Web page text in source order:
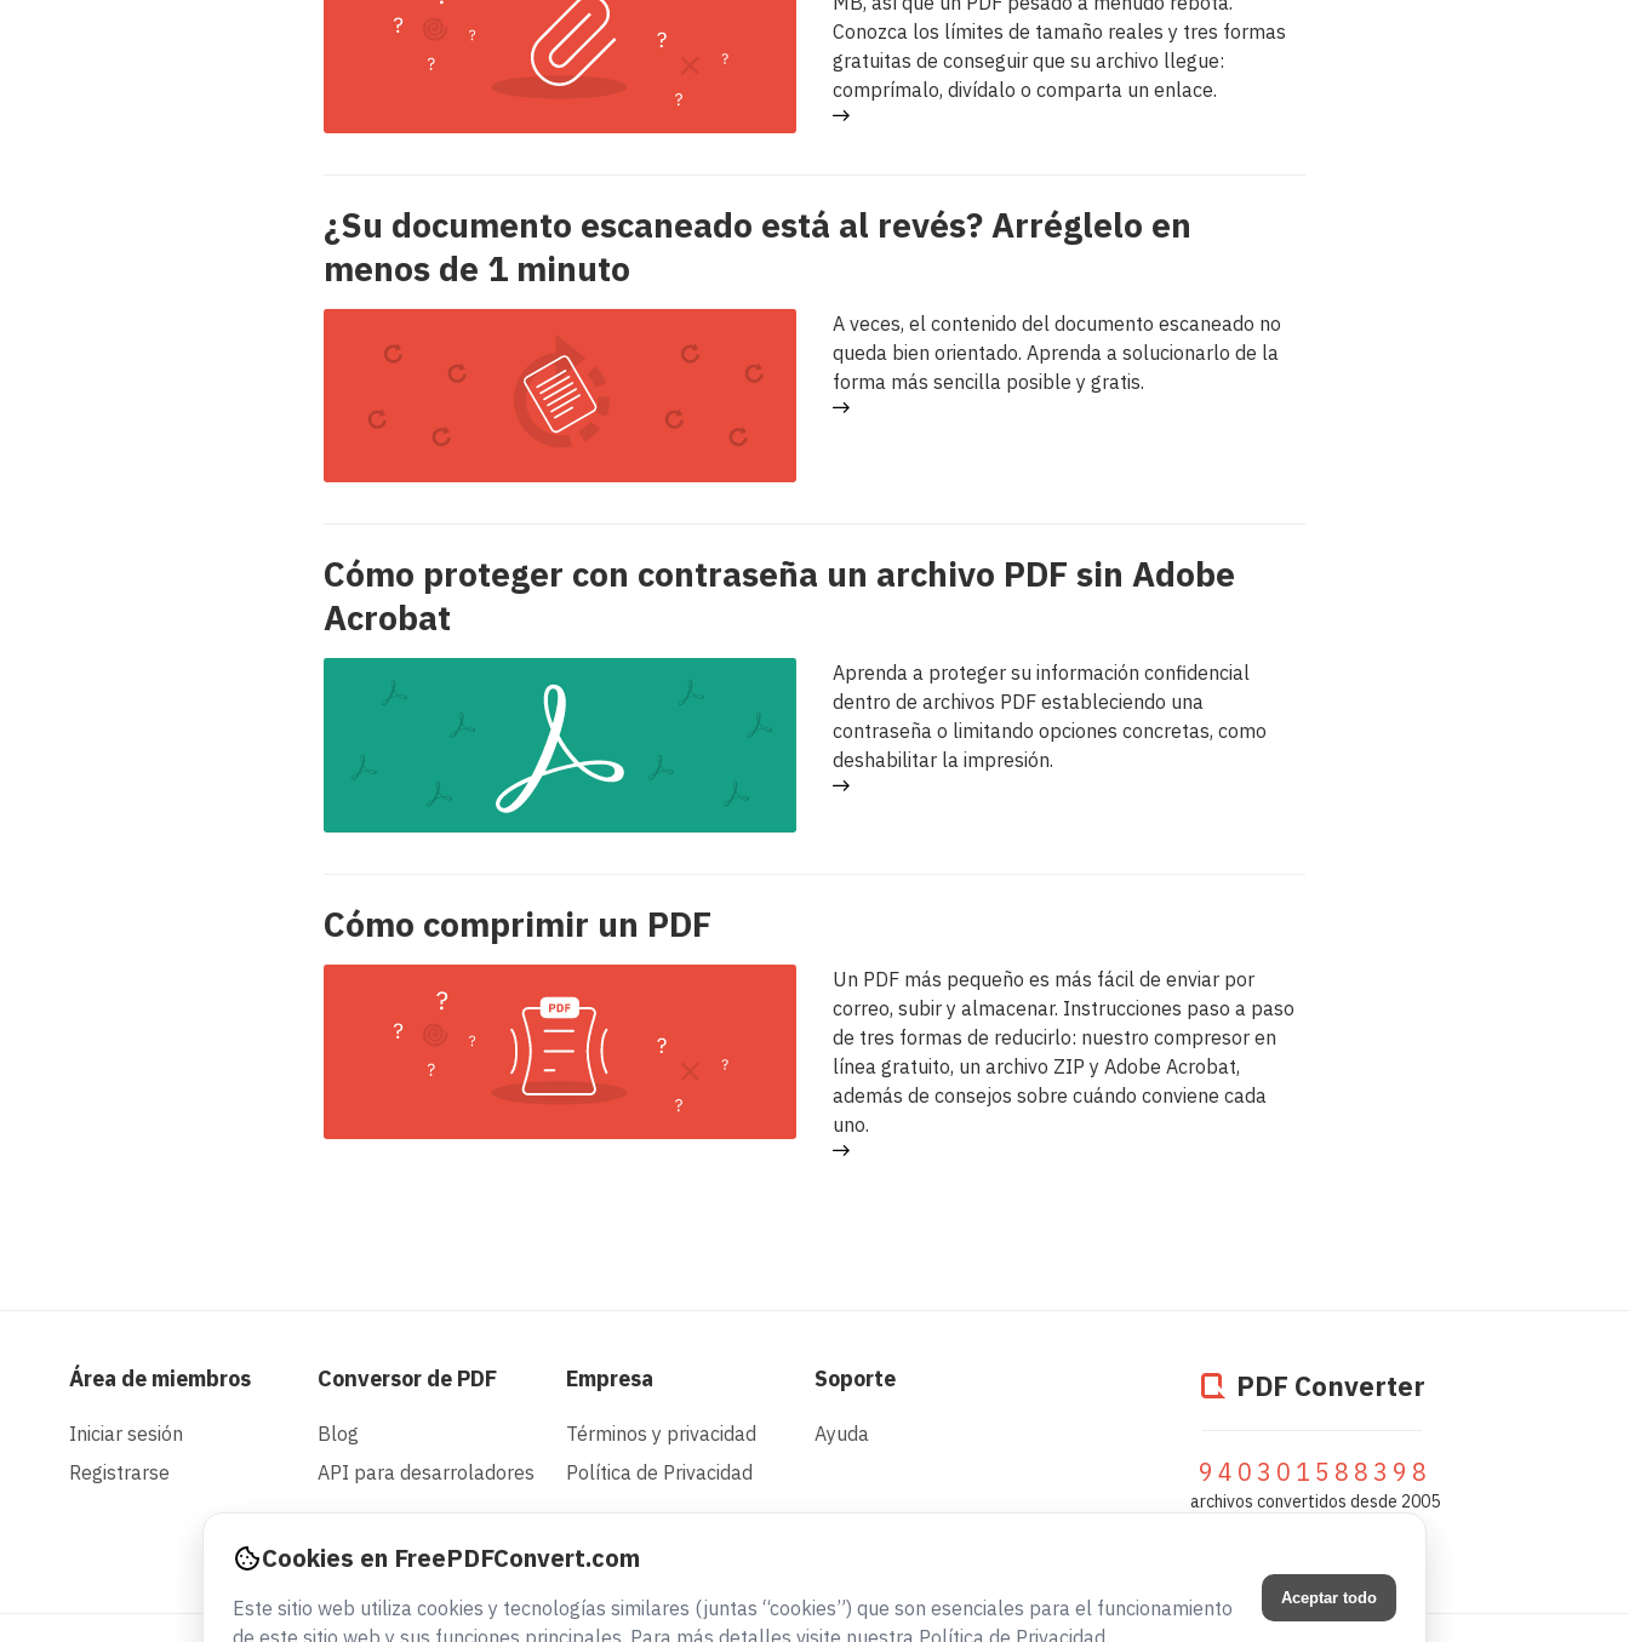
Conozca los límites de tamaño reales y tres formas
gratuitas de conseguir que su archivo llegue:
comprímalo, divídalo o comparta un enlace.
¿Su documento escaneado está al revés? Arréglelo en
menos de 1 minuto
A veces, el contenido del documento escaneado no
queda bien orientado. Aprenda a solucionarlo de la
forma más sencilla posible y gratis.
Cómo proteger con contraseña un archivo PDF sin Adobe
Acrobat
Aprenda a proteger su información confidencial
dentro de archivos PDF estableciendo una
contraseña o limitando opciones concretas, como
deshabilitar la impresión.
Cómo comprimir un PDF
Un PDF más pequeño es más fácil de enviar por
correo, subir y almacenar. Instrucciones paso a paso
de tres formas de reducirlo: nuestro compresor en
línea gratuito, un archivo ZIP y Adobe Acrobat,
además de consejos sobre cuándo conviene cada
uno.
Área de miembros
Iniciar sesión
Registrarse
Conversor de PDF
Blog
API para desarroladores
Empresa
Términos y privacidad
Política de Privacidad
Soporte
Ayuda
PDF Converter
940301670819
archivos convertidos desde 2005
Cookies en FreePDFConvert.com
Este sitio web utiliza cookies y tecnologías similares (juntas “cookies”) que son esenciales para el funcionamiento
de este sitio web y sus funciones principales. Para más detalles visite nuestra Política de Privacidad.
Aceptar todo